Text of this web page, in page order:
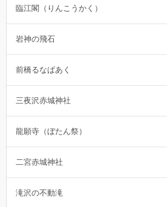
臨江閣（りんこうかく）
岩神の飛石
前橋るなぱあく
三夜沢赤城神社
龍願寺（ぼたん祭）
二宮赤城神社
滝沢の不動滝